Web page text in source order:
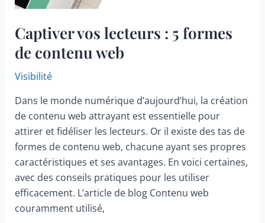
Captiver vos lecteurs : 5 formes
de contenu web
Visibilité
Dans le monde numérique d’aujourd’hui, la création
de contenu web attrayant est essentielle pour
attirer et fidéliser les lecteurs. Or il existe des tas de
formes de contenu web, chacune ayant ses propres
caractéristiques et ses avantages. En voici certaines,
avec des conseils pratiques pour les utiliser
efficacement. L’article de blog Contenu web
couramment utilisé,